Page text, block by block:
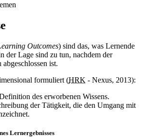
Outcomes) sind das, was Lernende
der Lage sind zu tun, nachdem der
ist.
formuliert (HRK - Nexus, 2013):
des erworbenen Wissens.
der Tätigkeit, die den Umgang mit
Lernergebnisses